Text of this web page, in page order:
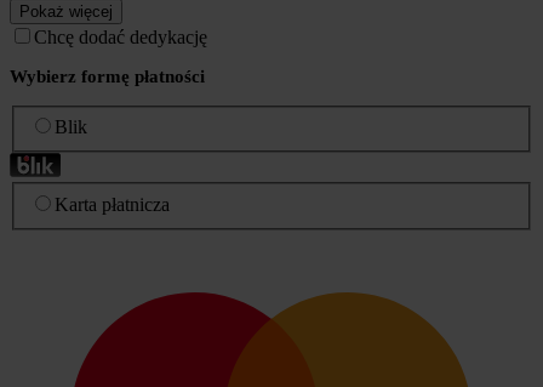
Pokaż więcej
Chcę dodać dedykację
Wybierz formę płatności
Blik
Karta płatnicza